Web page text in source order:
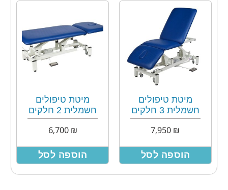
מיטת טיפולים
חשמלית 3 חלקים
₪
הוספה לסל
מיטת טיפולים
חשמלית 2 חלקים
₪
6,700
הוספה לסל